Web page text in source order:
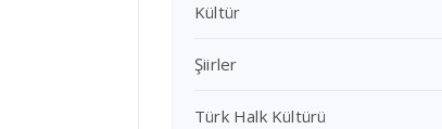
Kültür
Şiirler
Türk Halk Kültürü